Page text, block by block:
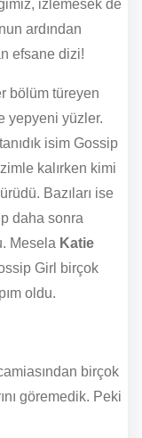
izlemesek de
ardından
efsane dizi!
bölüm türeyen
yepyeni yüzler.
isim Gossip
kalırken kimi
Bazıları ise
daha sonra
Mesela Katie
Girl birçok
oldu.
birçok
göremedik. Peki